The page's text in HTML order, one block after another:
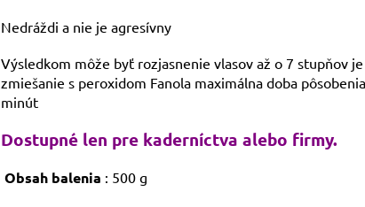
Nedráždi a nie je agresívny
Výsledkom môže byť rozjasnenie vlasov až o 7 stupňov
zmiešanie s peroxidom Fanola maximálna doba
minút
Dostupné len pre kaderníctva alebo firmy.
Obsah balenia : 500 g